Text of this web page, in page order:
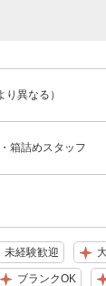
異なる）
箱詰めスタッフ
未経験歓迎
ブランクOK